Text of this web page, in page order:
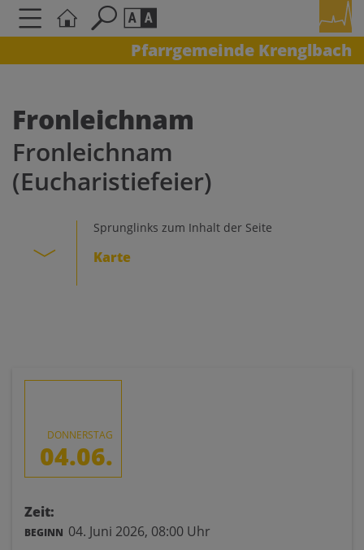
Pfarrgemeinde Krenglbach
Schriftgröße
AAA
Kontrasteinstellungen
A A A
Fronleichnam
Fronleichnam
(Eucharistiefeier)
Sprunglinks zum Inhalt der Seite
Karte
DONNERSTAG
04.06.
Zeit:
BEGINN 04. Juni 2026, 08:00 Uhr